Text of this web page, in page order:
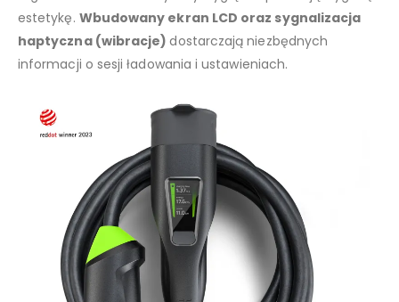
estetykę. Wbudowany ekran LCD oraz sygnalizacja
haptyczna (wibracje)dostarczają niezbędnych
informacji o sesji ładowania i ustawieniach.